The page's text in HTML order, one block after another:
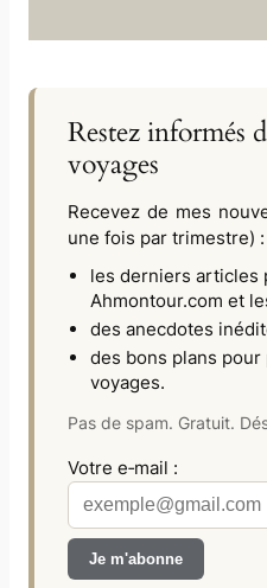
Restez informés
voyages
Recevez de mes
une fois par trimestre) :
les derniers articles
Ahmontour.com et
des anecdotes
des bons plans
voyages.
Pas de spam. Gratuit.
Votre e‑mail :